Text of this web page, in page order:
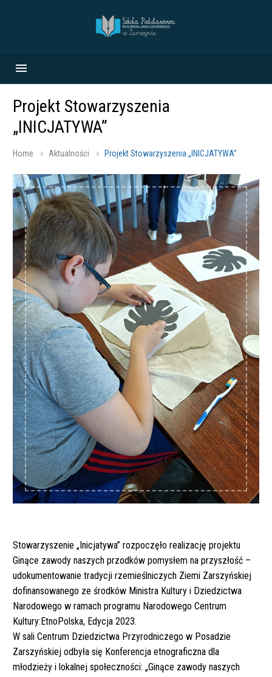
Projekt Stowarzyszenia
„INICJATYWA”
Home Aktualności Projekt Stowarzyszenia „INICJATYWA”
Stowarzyszenie „Inicjatywa” rozpoczęło realizację projektu
Ginące zawody naszych przodków pomysłem na przyszłość –
udokumentowanie tradycji rzemieślniczych Ziemi Zarszyńskiej
dofinansowanego ze środków Ministra Kultury i Dziedzictwa
Narodowego w ramach programu Narodowego Centrum
Kultury:EtnoPolska, Edycja 2023.
W sali Centrum Dziedzictwa Przyrodniczego w Posadzie
Zarszyńskiej odbyła się Konferencja etnograficzna dla
młodzieży i lokalnej społeczności: „Ginące zawody naszych